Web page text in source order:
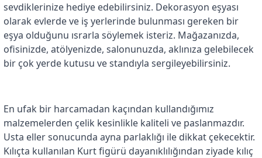
sevdiklerinize hediye edebilirsiniz. Dekorasyon eşyası
olarak evlerde ve iş yerlerinde bulunması gereken bir
eşya olduğunu ısrarla söylemek isteriz. Mağazanızda,
ofisinizde, atölyenizde, salonunuzda, aklınıza gelebilecek
bir çok yerde kutusu ve standıyla sergileyebilirsiniz.
En ufak bir harcamadan kaçından kullandığımız
malzemelerden çelik kesinlikle kaliteli ve paslanmazdır.
Usta eller sonucunda ayna parlaklığı ile dikkat çekecektir.
Kılıçta kullanılan Kurt figürü dayanıklılığından ziyade kılıç